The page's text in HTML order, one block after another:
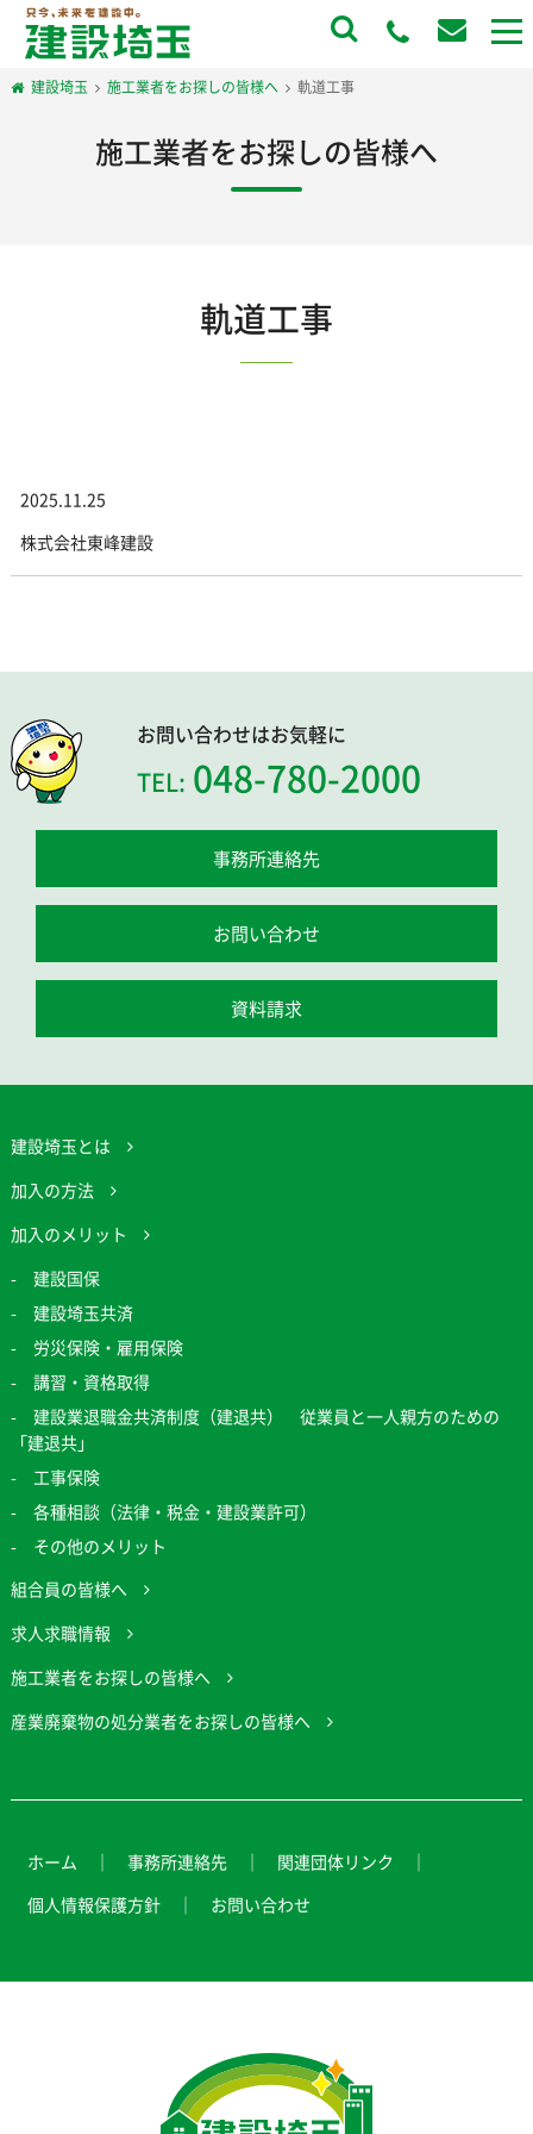
建設埼玉 施工業者をお探しの皆様へ 軌道工事
施工業者をお探しの皆様へ
軌道工事
2025.11.25
株式会社東峰建設
お問い合わせはお気軽に
TEL: 048-780-2000
事務所連絡先
お問い合わせ
資料請求
建設埼玉とは
加入の方法
加入のメリット
建設国保
建設埼玉共済
労災保険・雇用保険
講習・資格取得
建設業退職金共済制度（建退共） 従業員と一人親方のための
「建退共」
工事保険
各種相談（法律・税金・建設業許可）
その他のメリット
組合員の皆様へ
求人求職情報
施工業者をお探しの皆様へ
産業廃棄物の処分業者をお探しの皆様へ
ホーム 事務所連絡先
関連団体リンク
個人情報保護方針
お問い合わせ